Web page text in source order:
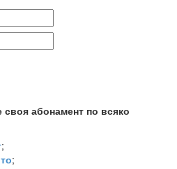
абонамент по всяко
;
;